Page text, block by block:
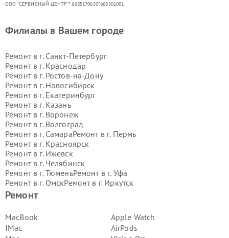
ООО "СЕРВИСНЫЙ ЦЕНТР"* 6685170650*668501001
Ремонт
MacBook
IMac
Apple Watch
AirPods
Филиалы в Вашем городе
Ремонт в г. Санкт-Петербург
Ремонт в г. Краснодар
Ремонт в г. Ростов-на-Дону
Ремонт в г. Новосибирск
Ремонт в г. Екатеринбург
Ремонт в г. Казань
Ремонт в г. Воронеж
Ремонт в г. Волгоград
Ремонт в г. СамараРемонт в г. Пермь
Ремонт в г. Красноярск
Ремонт в г. Ижевск
Ремонт в г. Челябинск
Ремонт в г.ТюменьРемонт в г. Уфа
Ремонт в г. ОмскРемонт в г. Иркутск
Ремонт в г.
Ремонт в г.
Ремонт в г.
Ремонт в г.